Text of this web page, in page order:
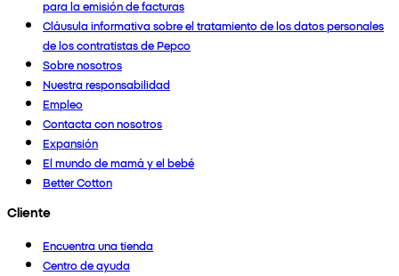
para la emisión de facturas
Cláusula informativa sobre el tratamiento de los datos personales
de los contratistas de Pepco
Sobre nosotros
Nuestra responsabilidad
Empleo
Contacta con nosotros
Expansión
El mundo de mamá y el bebé
Better Cotton
Cliente
Encuentra una tienda
Centro de ayuda